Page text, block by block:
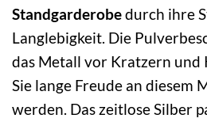
Standgarderobedurch ihre
Langlebigkeit. Die
das Metall vor Kratzern und
Sie lange Freude an diesem
werden. Das zeitlose Silber